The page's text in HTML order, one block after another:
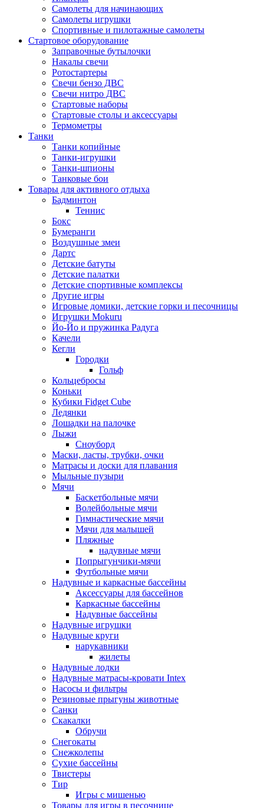
Самолеты для начинающих
Самолеты игрушки
Спортивные и пилотажные самолеты
Стартовое оборудование
Заправочные бутылочки
Накалы свечи
Ротостартеры
Свечи бензо ДВС
Свечи нитро ДВС
Стартовые наборы
Стартовые столы и аксессуары
Термометры
Танки
Танки копийные
Танки-игрушки
Танки-шпионы
Танковые бои
Товары для активного отдыха
Бадминтон
Теннис
Бокс
Бумеранги
Воздушные змеи
Дартс
Детские батуты
Детские палатки
Детские спортивные комплексы
Другие игры
Игровые домики, детские горки и песочницы
Игрушки Mokuru
Йо-Йо и пружинка Радуга
Качели
Кегли
Городки
Гольф
Кольцебросы
Коньки
Кубики Fidget Cube
Ледянки
Лошадки на палочке
Лыжи
Сноуборд
Маски, ласты, трубки, очки
Матрасы и доски для плавания
Мыльные пузыри
Мячи
Баскетбольные мячи
Волейбольные мячи
Гимнастические мячи
Мячи для малышей
Пляжные
надувные мячи
Попрыгунчики-мячи
Футбольные мячи
Надувные и каркасные бассейны
Аксессуары для бассейнов
Каркасные бассейны
Надувные бассейны
Надувные игрушки
Надувные круги
нарукавники
жилеты
Надувные лодки
Надувные матрасы-кровати Intex
Насосы и фильтры
Резиновые прыгуны животные
Санки
Скакалки
Обручи
Снегокаты
Снежколепы
Сухие бассейны
Твистеры
Тир
Игры с мишенью
Товары для игры в песочнице